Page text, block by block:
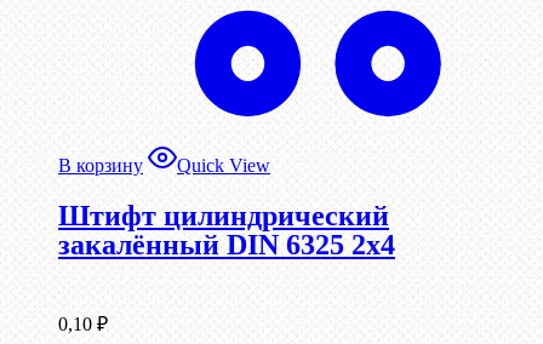
В корзину Quick View
Штифт цилиндрический
закалённый DIN 6325 2х4
0,10 ₽